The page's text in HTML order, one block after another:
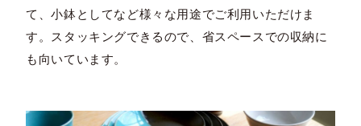
て、小鉢としてなど様々な用途でご利用いただけま
す。スタッキングできるので、省スペースでの収納に
も向いています。